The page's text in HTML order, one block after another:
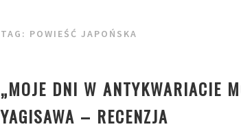
TAG: POWIEŚĆ JAPOŃSKA
„MOJE DNI W ANTYKWARIACIE
YAGISAWA – RECENZJA